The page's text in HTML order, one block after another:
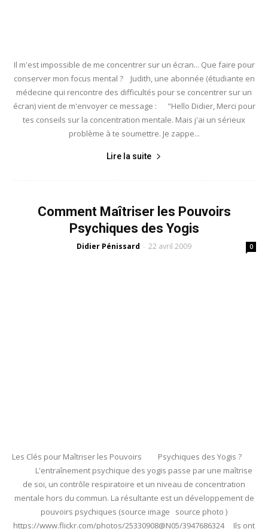
Il m'est impossible de me concentrer sur un écran... Que faire pour
conserver mon focus mental ? Judith, une abonnée (étudiante en
médecine qui rencontre des difficultés pour se concentrer sur un
écran) vient de m'envoyer ce message : "Hello Didier, Merci pour
tes conseils sur la concentration mentale. Mais j'ai un sérieux
problème à te soumettre. Je zappe...
Lire la suite
Comment Maîtriser les Pouvoirs
Psychiques des Yogis
Didier Pénissard - 22 avril 2009 0
Les Clés pour Maîtriser les Pouvoirs Psychiques des Yogis ?
L'entraînement psychique des yogis passe par une maîtrise
de soi, un contrôle respiratoire et un niveau de concentration
mentale hors du commun. La résultante est un développement de
pouvoirs psychiques (source image source photo )
https://www.flickr.com/photos/25330908@N05/3947686324 Ils ont